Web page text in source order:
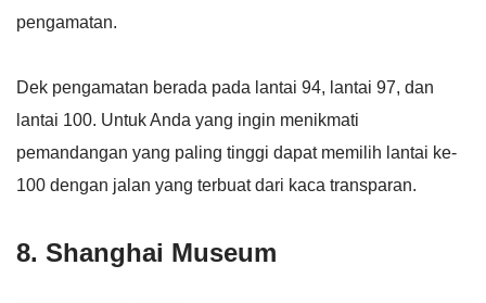
pengamatan.
Dek pengamatan berada pada lantai 94, lantai 97, dan
lantai 100. Untuk Anda yang ingin menikmati
pemandangan yang paling tinggi dapat memilih lantai ke-
100 dengan jalan yang terbuat dari kaca transparan.
8. Shanghai Museum